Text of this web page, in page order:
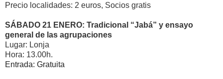
Precio localidades: 2 euros, Socios gratis
SÁBADO 21 ENERO: Tradicional “Jabá” y ensayo
general de las agrupaciones
Lugar: Lonja
Hora: 13.00h.
Entrada: Gratuita